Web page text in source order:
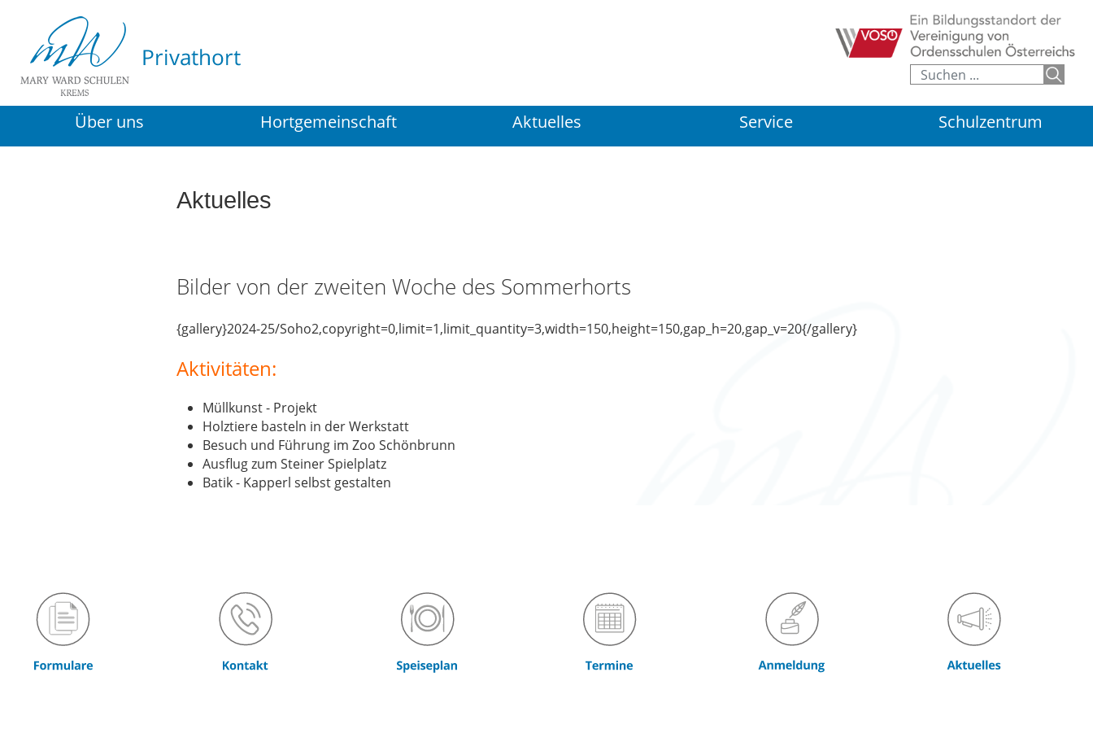
Über uns Hortgemeinschaft Aktuelles Service Schulzentrum
Aktuelles
Bilder von der zweiten Woche des Sommerhorts
{gallery}2024-25/Soho2,copyright=0,limit=1,limit_quantity=3,width=150,height=150,gap_h=20,gap_v=20{/gallery}
Aktivitäten:
Müllkunst - Projekt
Holztiere basteln in der Werkstatt
Besuch und Führung im Zoo Schönbrunn
Ausflug zum Steiner Spielplatz
Batik - Kapperl selbst gestalten